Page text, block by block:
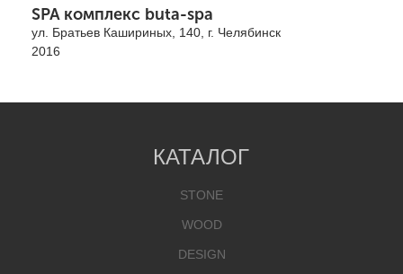
SPA комплекс buta-spa
ул. Братьев Кашириных, 140, г. Челябинск
2016
КАТАЛОГ
STONE
WOOD
DESIGN